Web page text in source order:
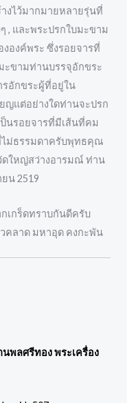
งไว้มากมายหลายรุ่นที่
, และพระปรกใบมะขาม
องค์พระ ซึ่งรอยจารที่
ะขามท่านบรรจุอักขระ
รอักขระผู้ที่อยู่ใน
ญแต่อย่างใดท่านจะปรก
ป็นรอยจารที่มีเส้นที่คม
ม่ธรรมดาครับพุทธคุณ
ดใหญ่สว่างอารมณ์ ท่าน
น 2519
เกร็ดทราบกันดีครับ
คลาด มหาอุด คงกะพัน
นพลศรีทอง พระเครื่อง